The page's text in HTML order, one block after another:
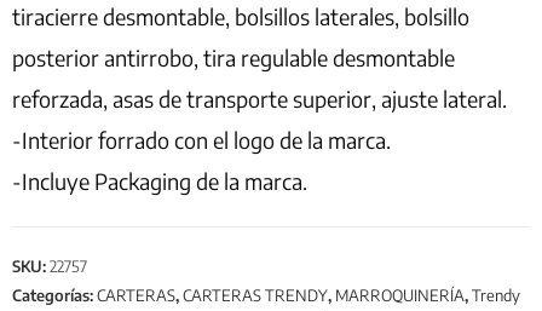
tiracierre desmontable, bolsillos laterales, bolsillo
posterior antirrobo, tira regulable desmontable
reforzada, asas de transporte superior, ajuste lateral.
-Interior forrado con el logo de la marca.
-Incluye Packaging de la marca.
SKU:22757
Categorías:CARTERAS,CARTERAS TRENDY, MARROQUINERÍA,Trendy